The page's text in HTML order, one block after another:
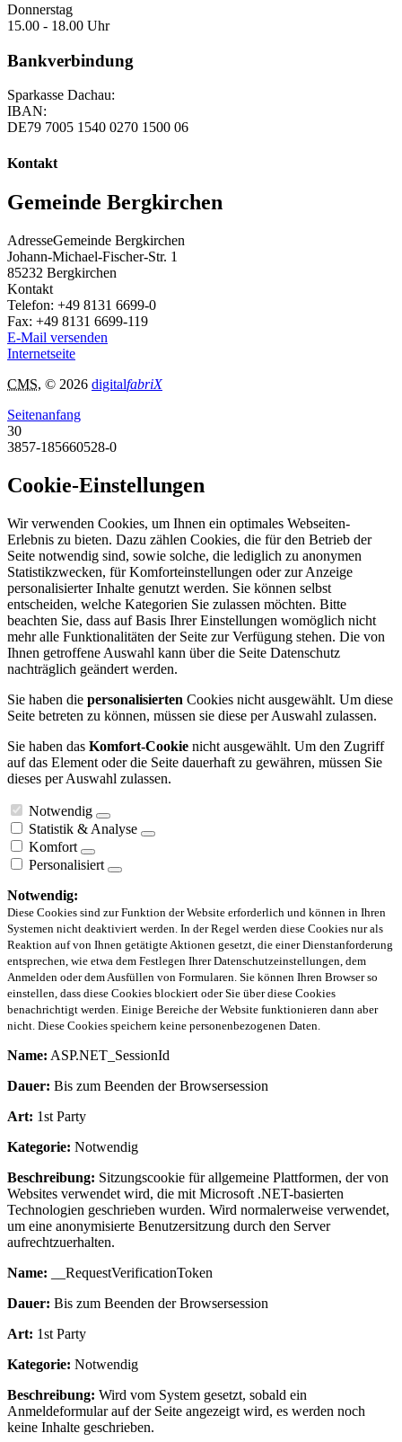
Donnerstag
15.00 - 18.00 Uhr
Bankverbindung
Sparkasse Dachau:
IBAN:
DE79 7005 1540 0270 1500 06
Kontakt
Gemeinde Bergkirchen
AdresseGemeinde Bergkirchen
Johann-Michael-Fischer-Str. 1
85232 Bergkirchen
Kontakt
Telefon: +49 8131 6699-0
Fax: +49 8131 6699-119
E-Mail versenden
Internetseite
CMS, © 2026 digitalfabriX
Seitenanfang
30
3857-185660528-0
Cookie-Einstellungen
Wir verwenden Cookies, um Ihnen ein optimales Webseiten-
Erlebnis zu bieten. Dazu zählen Cookies, die für den Betrieb der
Seite notwendig sind, sowie solche, die lediglich zu anonymen
Statistikzwecken, für Komforteinstellungen oder zur Anzeige
personalisierter Inhalte genutzt werden. Sie können selbst
entscheiden, welche Kategorien Sie zulassen möchten. Bitte
beachten Sie, dass auf Basis Ihrer Einstellungen womöglich nicht
mehr alle Funktionalitäten der Seite zur Verfügung stehen. Die von
Ihnen getroffene Auswahl kann über die Seite Datenschutz
nachträglich geändert werden.
Sie haben die personalisierten Cookies nicht ausgewählt. Um diese
Seite betreten zu können, müssen sie diese per Auswahl zulassen.
Sie haben das Komfort-Cookie nicht ausgewählt. Um den Zugriff
auf das Element oder die Seite dauerhaft zu gewähren, müssen Sie
dieses per Auswahl zulassen.
Notwendig
Statistik & Analyse
Komfort
Personalisiert
Notwendig:
Diese Cookies sind zur Funktion der Website erforderlich und können in Ihren
Systemen nicht deaktiviert werden. In der Regel werden diese Cookies nur als
Reaktion auf von Ihnen getätigte Aktionen gesetzt, die einer Dienstanforderung
entsprechen, wie etwa dem Festlegen Ihrer Datenschutzeinstellungen, dem
Anmelden oder dem Ausfüllen von Formularen. Sie können Ihren Browser so
einstellen, dass diese Cookies blockiert oder Sie über diese Cookies
benachrichtigt werden. Einige Bereiche der Website funktionieren dann aber
nicht. Diese Cookies speichern keine personenbezogenen Daten.
Name: ASP.NET_SessionId
Dauer: Bis zum Beenden der Browsersession
Art: 1st Party
Kategorie: Notwendig
Beschreibung: Sitzungscookie für allgemeine Plattformen, der von
Websites verwendet wird, die mit Microsoft .NET-basierten
Technologien geschrieben wurden. Wird normalerweise verwendet,
um eine anonymisierte Benutzersitzung durch den Server
aufrechtzuerhalten.
Name: __RequestVerificationToken
Dauer: Bis zum Beenden der Browsersession
Art: 1st Party
Kategorie: Notwendig
Beschreibung: Wird vom System gesetzt, sobald ein
Anmeldeformular auf der Seite angezeigt wird, es werden noch
keine Inhalte geschrieben.